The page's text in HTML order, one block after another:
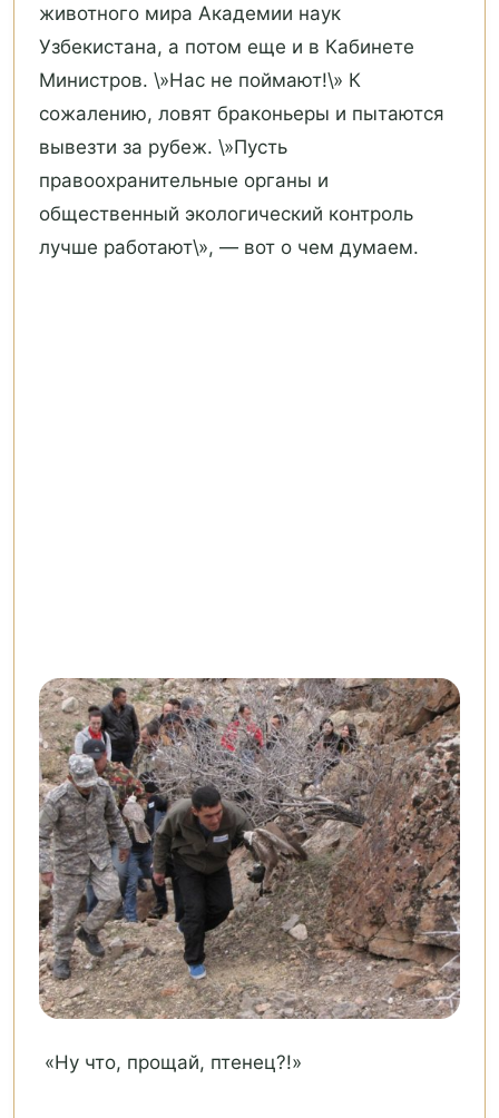
животного мира Академии наук
Узбекистана, а потом еще и в Кабинете
Министров. \»Нас не поймают!\» К
сожалению, ловят браконьеры и пытаются
вывезти за рубеж. \»Пусть
правоохранительные органы и
общественный экологический контроль
лучше работают\», — вот о чем думаем.
«Ну что, прощай, птенец?!»